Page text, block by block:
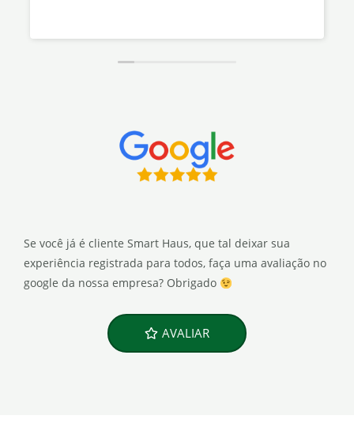
Se você já é cliente Smart Haus, que tal deixar sua
experiência registrada para todos, faça uma avaliação no
google da nossa empresa? Obrigado
AVALIAR